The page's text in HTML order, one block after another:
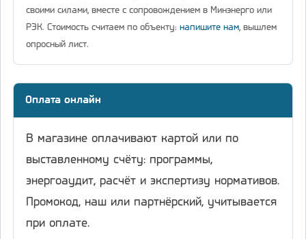
своими силами, вместе с сопровождением в Минэнерго или
РЭК. Стоимость считаем по объекту: напишите нам, вышлем
опросный лист.
Оплата онлайн
В магазине оплачивают картой или по
выставленному счёту: программы,
энергоаудит, расчёт и экспертизу нормативов.
Промокод, наш или партнёрский, учитывается
при оплате.